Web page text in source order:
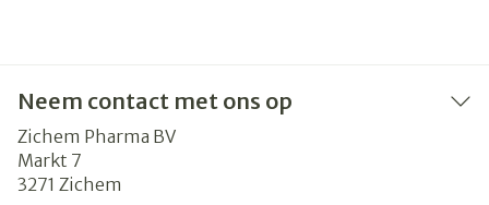
Neem contact met ons op
Zichem Pharma BV
Markt 7
3271 Zichem